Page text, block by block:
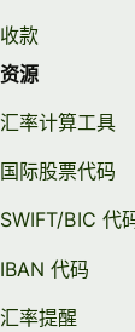
收款
资源
汇率计算工具
国际股票代码
SWIFT/BIC 代
IBAN 代码
汇率提醒